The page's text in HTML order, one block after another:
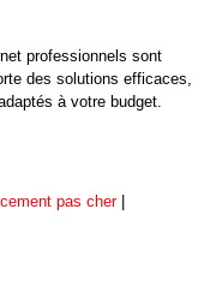
professionnels sont
des solutions efficaces,
à votre budget.
pas cher|